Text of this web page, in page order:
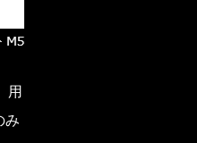
用
み